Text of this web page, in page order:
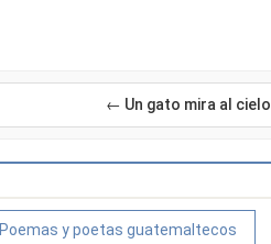
← Un gato mira al cielo
Poemas y poetas guatemaltecos